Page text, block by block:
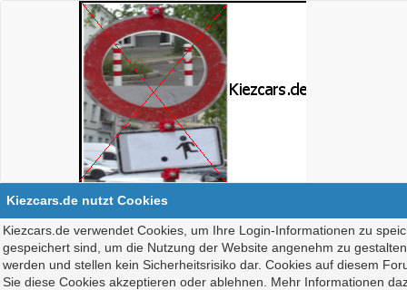
Kiezcars.de nutzt Cookies
Kiezcars.de verwendet Cookies, um Ihre Login-Informationen zu
gespeichert sind, um die Nutzung der Website angenehm zu
werden und stellen kein Sicherheitsrisiko dar. Cookies auf diesem
Sie diese Cookies akzeptieren oder ablehnen. Mehr Informationen